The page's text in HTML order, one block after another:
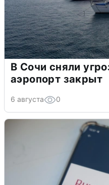
В Сочи сняли
аэропорт закрыт
6 августа 0